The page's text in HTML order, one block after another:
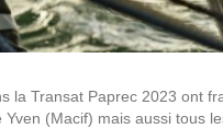
la Transat Paprec 2023 ont
(Macif) mais aussi tous